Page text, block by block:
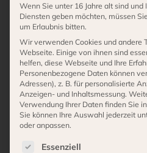
Farbe: schwarz u. weiss
Material: Kunststoff
Höhe: 25 cm,
nur Indoor
Wenn Sie unter 16 Jahre alt sind
Diensten geben möchten, müssen
um Erlaubnis bitten.
Wir verwenden Cookies und andere
Webseite. Einige von ihnen sind
helfen, diese Webseite und Ihre
Personenbezogene Daten können
Adressen), z. B. für personalisierte
Anzeigen- und Inhaltsmessung.
Verwendung Ihrer Daten finden Sie
Sie können Ihre Auswahl jederzeit
oder anpassen.
Es folgt eine Liste der
Essenziell